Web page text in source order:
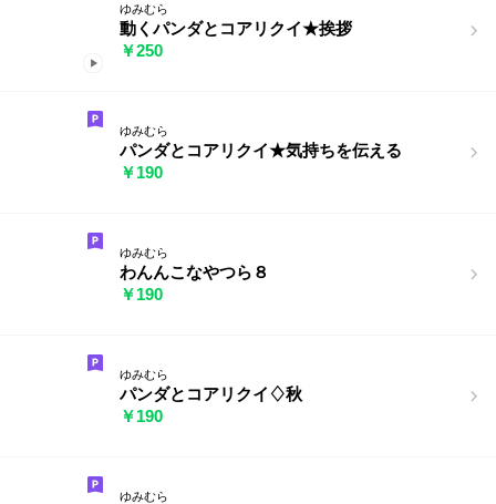
ゆみむら
動くパンダとコアリクイ★挨拶
￥250
ゆみむら
パンダとコアリクイ★気持ちを伝える
￥190
ゆみむら
わんんこなやつら８
￥190
ゆみむら
パンダとコアリクイ♢秋
￥190
ゆみむら